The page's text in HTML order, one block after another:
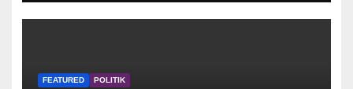
FEATURED POLITIK